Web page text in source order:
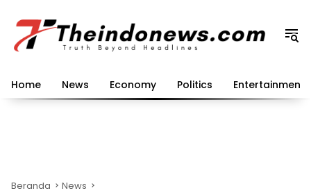
konten
Home News Economy Politics Entertainment
Beranda News